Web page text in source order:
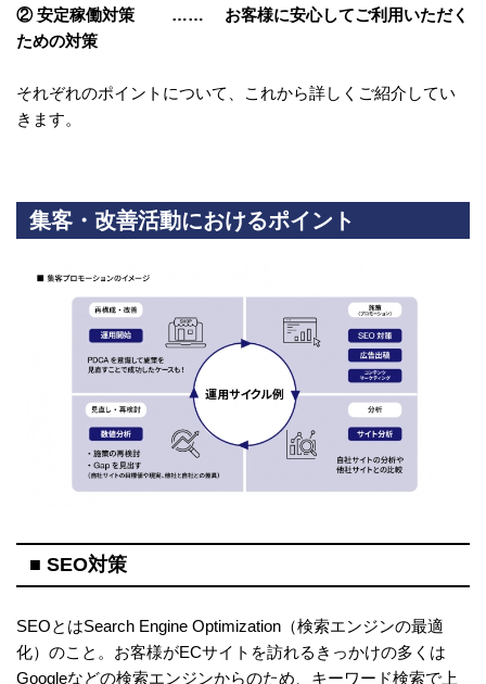
② 安定稼働対策 …… お客様に安心してご利用いただく
ための対策
それぞれのポイントについて、これから詳しくご紹介してい
きます。
集客・改善活動におけるポイント
■ SEO対策
SEOとはSearch Engine Optimization（検索エンジンの最適
化）のこと。お客様がECサイトを訪れるきっかけの多くは
Googleなどの検索エンジンからのため、キーワード検索で上